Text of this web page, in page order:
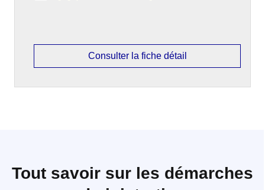
Consulter la fiche détail
Tout savoir sur les démarches